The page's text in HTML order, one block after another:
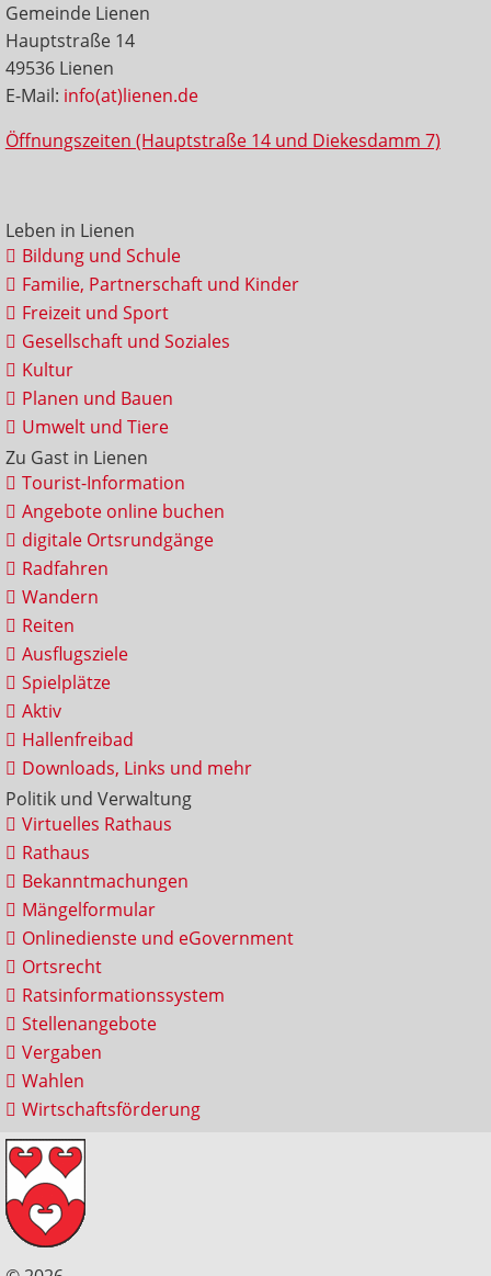
Gemeinde Lienen
Hauptstraße 14
49536 Lienen
E-Mail: info(at)lienen.de
Öffnungszeiten (Hauptstraße 14 und Diekesdamm 7)
Leben in Lienen
Bildung und Schule
Familie, Partnerschaft und Kinder
Freizeit und Sport
Gesellschaft und Soziales
Kultur
Planen und Bauen
Umwelt und Tiere
Zu Gast in Lienen
Tourist-Information
Angebote online buchen
digitale Ortsrundgänge
Radfahren
Wandern
Reiten
Ausflugsziele
Spielplätze
Aktiv
Hallenfreibad
Downloads, Links und mehr
Politik und Verwaltung
Virtuelles Rathaus
Rathaus
Bekanntmachungen
Mängelformular
Onlinedienste und eGovernment
Ortsrecht
Ratsinformationssystem
Stellenangebote
Vergaben
Wahlen
Wirtschaftsförderung